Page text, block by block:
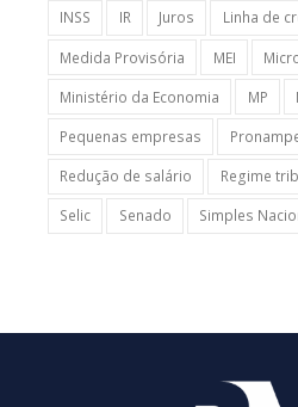
INSS
IR Juros
Linha de
Medida Provisória
MEI
Ministério da Economia
MP
Pequenas empresas
Redução de salário
Regime
Selic
Senado Simples